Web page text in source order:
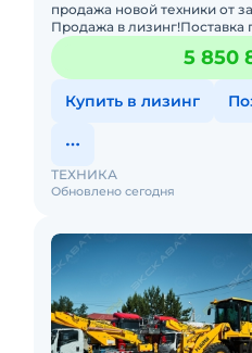
продажа новой техники от
Продажа в лизинг!Поставка
Фронтальный погрузчик
джойстиковым управление
5 850
Купить в лизинг
Обновлено сегодня
ТЕХНИКА